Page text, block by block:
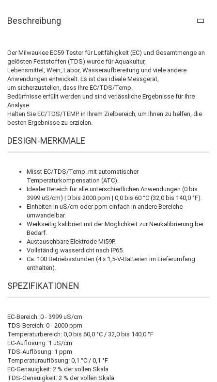
Beschreibung
Der Milwaukee EC59 Tester für Leitfähigkeit (EC) und Gesamtmenge an
gelösten Feststoffen (TDS) wurde für Aquakultur,
Lebensmittel, Wein, Labor, Wasseraufbereitung und viele andere
Anwendungen entwickelt. Es ist das ideale Messgerät,
um sicherzustellen, dass Ihre EC/TDS/Temp.
Bedürfnisse erfüllt werden und sind verlässliche Ergebnisse für Ihre
Analyse.
Halten Sie EC/TDS/TEMP. in Ihrem Zielbereich, um Ihnen zu helfen, die
besten Ergebnisse zu erzielen.
DESIGN-MERKMALE
Misst EC/TDS/Temp. mit automatischer
Temperaturkompensation (ATC).
Idealer Bereich für alle unterschiedlichen Anwendungen (0 bis
3999 uS/cm) | 0 bis 2000 ppm | 0,0 bis 60 °C (32,0 bis 140,0 °F).
Einheiten in uS/cm oder ppm einfach in andere Bereiche
umwandelbar.
Werkseitig kalibriert mit der Möglichkeit zur Neukalibrierung bei
Bedarf.
Austauschbare Elektrode Mi59P.
Vollständig wasserdicht nach IP65.
Ca. 100 Betriebsstunden (4 x 1,5-V-Batterien im Lieferumfang
enthalten).
SPEZIFIKATIONEN
EC-Bereich: 0 - 3999 uS/cm
TDS-Bereich: 0 - 2000 ppm
Temperaturbereich: 0,0 bis 60,0 °C / 32,0 bis 140,0 °F
EC-Auflösung: 1 uS/cm
TDS-Auflösung: 1 ppm
Temperaturauflösung: 0,1 °C / 0,1 °F
EC-Genauigkeit: 2 % der vollen Skala
TDS-Genauigkeit: 2 % der vollen Skala